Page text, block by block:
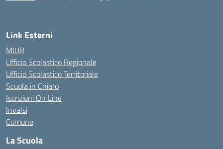
Link Esterni
MIUR
Ufficio Scolastico Regionale
Ufficio Scolastico Territoriale
Scuola in Chiaro
Iscrizioni On Line
Invalsi
Comune
La Scuola